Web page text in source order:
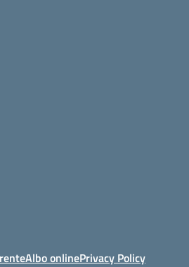
Albo onlinePrivacy Policy